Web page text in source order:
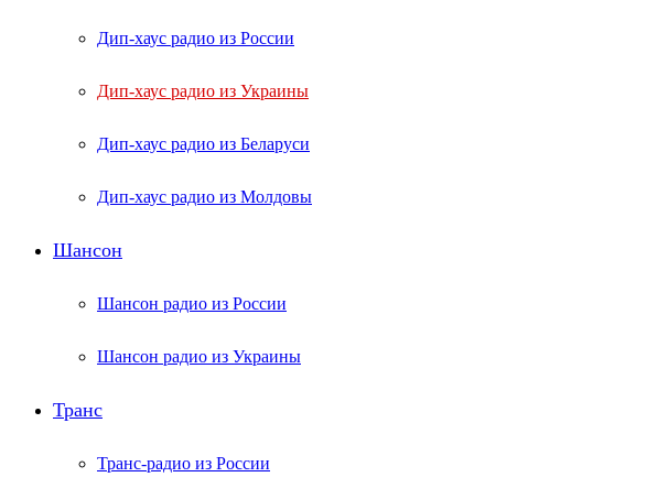
Дип-хаус радио из России
Дип-хаус радио из Украины
Дип-хаус радио из Беларуси
Дип-хаус радио из Молдовы
Шансон
Шансон радио из России
Шансон радио из Украины
Транс
Транс-радио из России